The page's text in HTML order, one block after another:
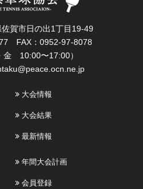
賀市日の出1丁目19-49
FAX：0952-97-8078
金 10:00〜17:00）
大会情報
大会結果
最新情報
年間大会計画
会員登録